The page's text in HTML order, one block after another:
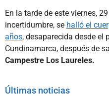
En la tarde de este viernes,
incertidumbre, se halló el
años, desaparecida desde el
Cundinamarca, después de
Campestre Los Laureles.
Últimas noticias